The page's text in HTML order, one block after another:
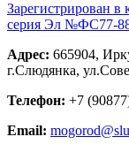
Зарегистрирован в
серия Эл №ФС77-
Адрес: 665904,
г.Слюдянка,
Телефон: +7
Email: